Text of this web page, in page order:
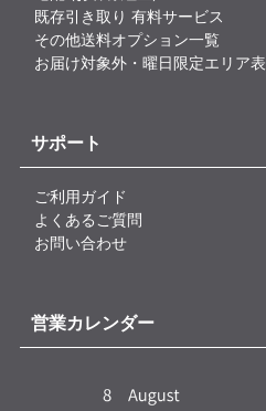
既存引き取り 有料サービス
その他送料オプション一覧
お届け対象外・曜日限定エリア表
サポート
ご利用ガイド
よくあるご質問
お問い合わせ
営業カレンダー